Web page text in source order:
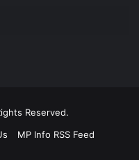
Reserved.
MP Info RSS Feed